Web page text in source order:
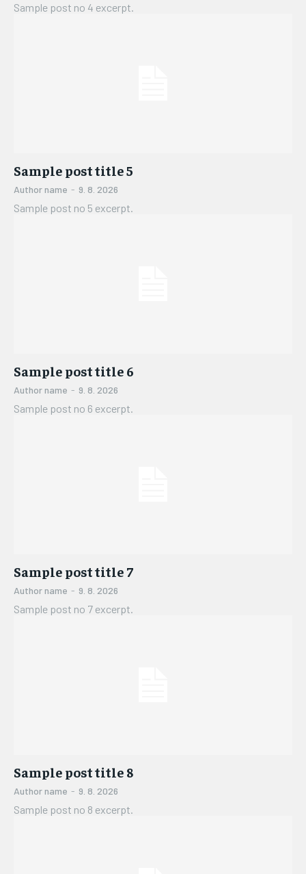
Sample post no 4 excerpt.
Sample post title 5
Author name - 9. 8. 2026
Sample post no 5 excerpt.
Sample post title 6
Author name - 9. 8. 2026
Sample post no 6 excerpt.
Sample post title 7
Author name - 9. 8. 2026
Sample post no 7 excerpt.
Sample post title 8
Author name - 9. 8. 2026
Sample post no 8 excerpt.